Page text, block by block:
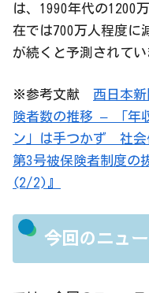
は、1990年代の1200
在では700万人程度に
が続くと予測されてい
※参考文献 西日本
険者数の推移 – 「年
ン」は手つかず 社
第3号被保険者制度
(2/2)』
今回のニュ